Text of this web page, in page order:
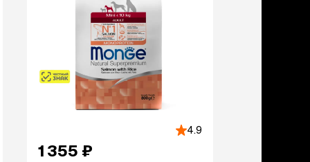
и ступени
для котят
4.9
1 355 ₽